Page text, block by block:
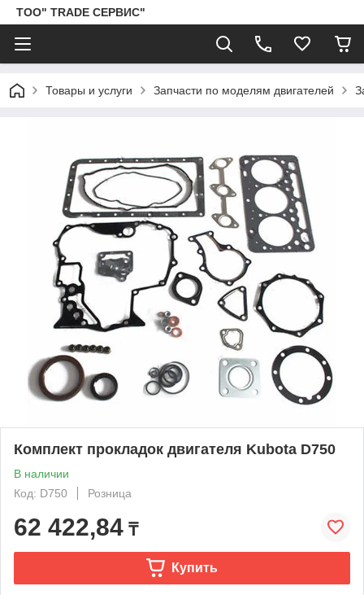
ТОО" TRADE СЕРВИС"
Товары и услуги Запчасти по моделям двигателей
Комплект прокладок двигателя Kubota D750
В наличии
Код: D750
Розница
62 422,84 ₸
Купить